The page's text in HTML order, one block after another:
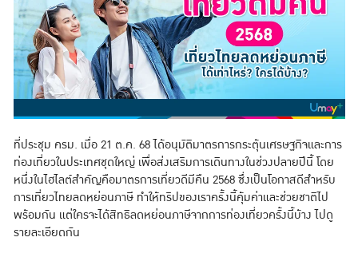
ที่ประชุม ครม. เมื่อ 21 ต.ค. 68 ได้อนุมัติมาตรการกระตุ้นเศรษฐกิจและการ
ท่องเที่ยวในประเทศชุดใหญ่ เพื่อส่งเสริมการเดินทางในช่วงปลายปีนี้ โดย
หนึ่งในไฮไลต์สำคัญคือมาตรการเที่ยวดีมีคืน 2568 ซึ่งเป็นโอกาสดีสำหรับ
การเที่ยวไทยลดหย่อนภาษี ทำให้ทริปของเราครั้งนี้คุ้มค่าและช่วยชาติไป
พร้อมกัน แต่ใครจะได้สิทธิลดหย่อนภาษีจากการท่องเที่ยวครั้งนี้บ้าง ไปดู
รายละเอียดกัน